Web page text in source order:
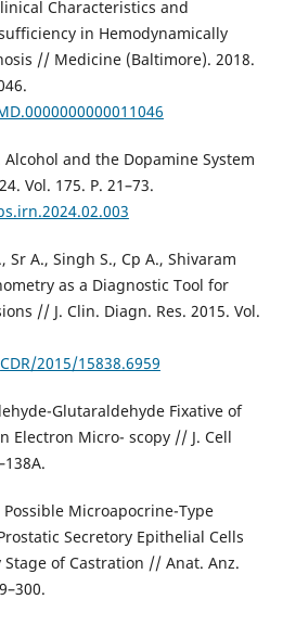
Characteristics and
in Hemodynamically
// Medicine (Baltimore). 2018.
and the Dopamine System
Vol. 175. P. 21–73.
A., Singh S., Cp A., Shivaram
as a Diagnostic Tool for
// J. Clin. Diagn. Res. 2015. Vol.
2015/15838.6959
Glutaraldehyde Fixative of
Electron Micro- scopy // J. Cell
Microapocrine-Type
Secretory Epithelial Cells
of Castration // Anat. Anz.